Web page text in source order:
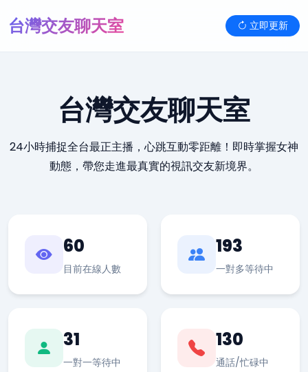
台灣交友聊天室 立即更新
台灣交友聊天室
24小時捕捉全台最正主播，心跳互動零距離！即時掌握女神
動態，帶您走進最真實的視訊交友新境界。
60
目前在線人數
193
一對多等待中
31
一對一等待中
130
通話/忙碌中